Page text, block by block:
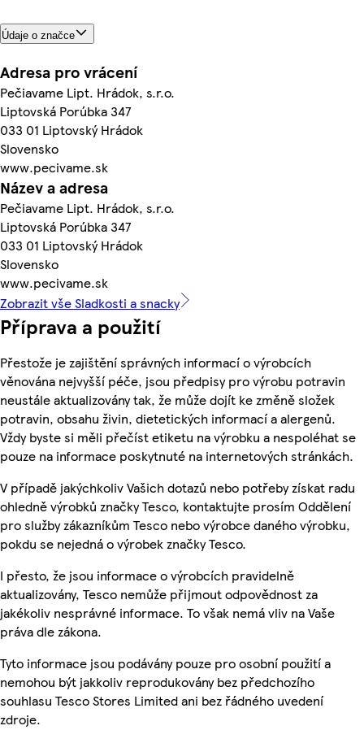
Údaje o značce
Adresa pro vrácení
Pečiavame Lipt. Hrádok, s.r.o.
Liptovská Porúbka 347
033 01 Liptovský Hrádok
Slovensko
www.pecivame.sk
Název a adresa
Pečiavame Lipt. Hrádok, s.r.o.
Liptovská Porúbka 347
033 01 Liptovský Hrádok
Slovensko
www.pecivame.sk
Zobrazit vše Sladkosti a snacky
Příprava a použití
Přestože je zajištění správných informací o výrobcích
věnována nejvyšší péče, jsou předpisy pro výrobu potravin
neustále aktualizovány tak, že může dojít ke změně složek
potravin, obsahu živin, dietetických informací a alergenů.
Vždy byste si měli přečíst etiketu na výrobku a nespoléhat se
pouze na informace poskytnuté na internetových stránkách.
V případě jakýchkoliv Vašich dotazů nebo potřeby získat radu
ohledně výrobků značky Tesco, kontaktujte prosím Oddělení
pro služby zákazníkům Tesco nebo výrobce daného výrobku,
pokdu se nejedná o výrobek značky Tesco.
I přesto, že jsou informace o výrobcích pravidelně
aktualizovány, Tesco nemůže přijmout odpovědnost za
jakékoliv nesprávné informace. To však nemá vliv na Vaše
práva dle zákona.
Tyto informace jsou podávány pouze pro osobní použití a
nemohou být jakkoliv reprodukovány bez předchozího
souhlasu Tesco Stores Limited ani bez řádného uvedení
zdroje.